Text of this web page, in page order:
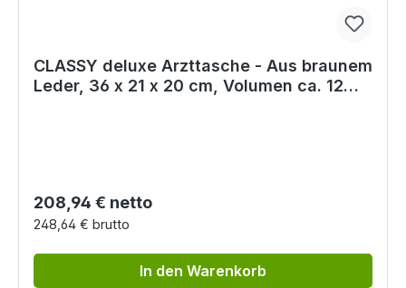
CLASSY deluxe Arzttasche - Aus braunem
Leder, 36 x 21 x 20 cm, Volumen ca. 12
Regulärer Preis:
208,94 € netto
248,64 € brutto
In den Warenkorb